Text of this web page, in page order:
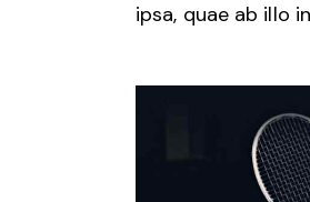
ipsa, quae ab illo